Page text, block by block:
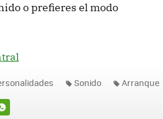
o prefieres el modo
Sonido Arranque